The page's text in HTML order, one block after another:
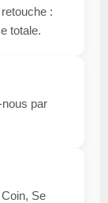
:
totale.
par
Se